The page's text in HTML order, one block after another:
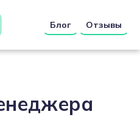
Блог Отзывы